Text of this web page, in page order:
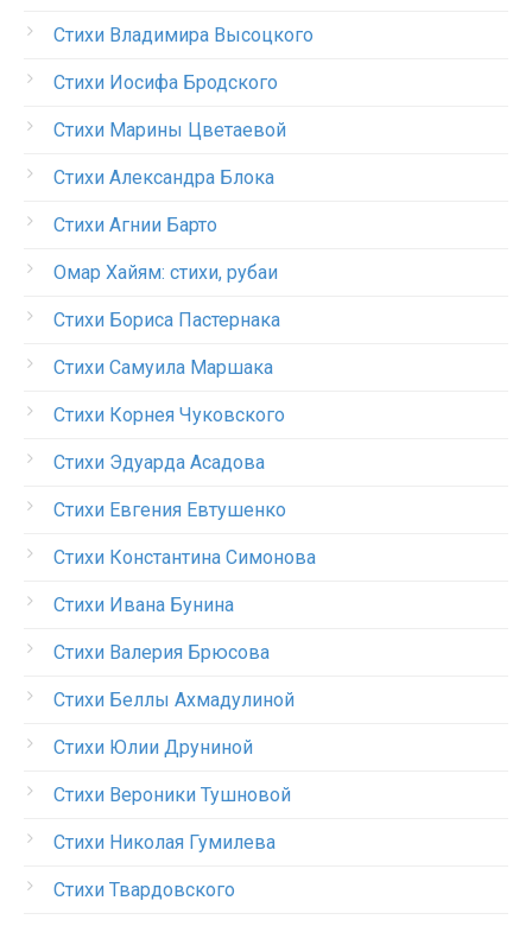
Стихи Владимира Высоцкого
Стихи Иосифа Бродского
Стихи Марины Цветаевой
Стихи Александра Блока
Стихи Агнии Барто
Омар Хайям: стихи, рубаи
Стихи Бориса Пастернака
Стихи Самуила Маршака
Стихи Корнея Чуковского
Стихи Эдуарда Асадова
Стихи Евгения Евтушенко
Стихи Константина Симонова
Стихи Ивана Бунина
Стихи Валерия Брюсова
Стихи Беллы Ахмадулиной
Стихи Юлии Друниной
Стихи Вероники Тушновой
Стихи Николая Гумилева
Стихи Твардовского